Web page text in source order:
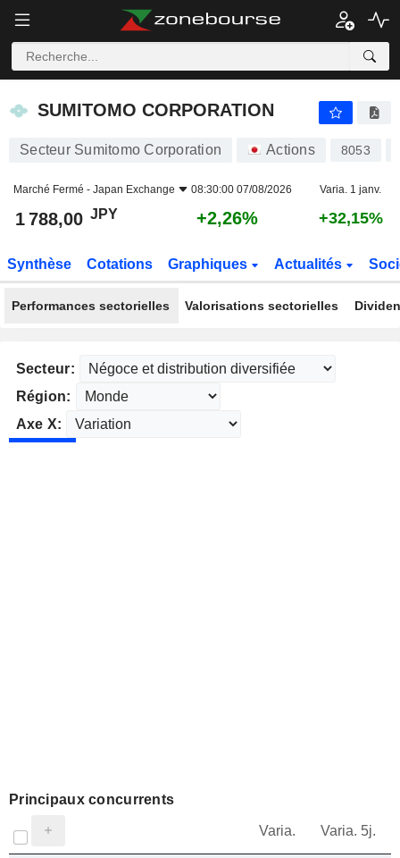
SUMITOMO CORPORATION
SUMITOMO CORPORATION
Secteur Sumitomo Corporation Actions 8053
Marché Fermé - Japan Exchange 08:30:00 07/08/2026 Varia. 1 janv.
1 788,00 JPY +2,26% +32,15%
Synthèse Cotations Graphiques Actualités
Performances sectorielles Valorisations sectorielles
Secteur:
Région:
Axe X:
Principaux concurrents
Varia. Varia. 5j.